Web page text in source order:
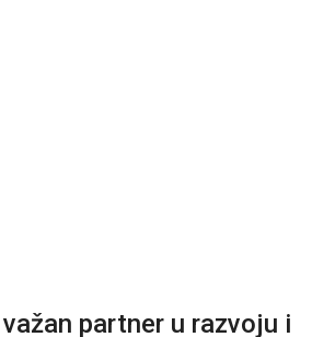
partner u razvoju i